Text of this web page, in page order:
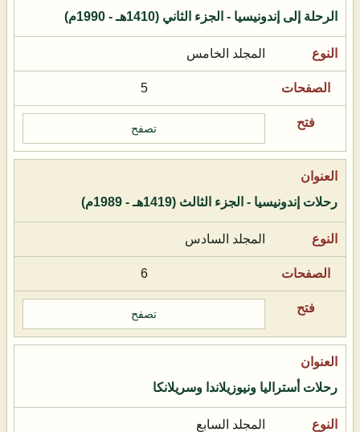
الرحلة إلى إندونيسيا - الجزء الثاني (1410هـ - 1990م)
المجلد الخامس
5
تصفح
رحلات إندونيسيا - الجزء الثالث (1419هـ - 1989م)
المجلد السادس
6
تصفح
رحلات أستراليا ونيوزيلاندا وسريلانكا
المجلد السابع